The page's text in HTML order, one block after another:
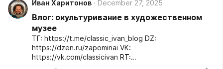
Иван Харитонов December 27, 2025
Влог: окультуривание в художественном
музее
ТГ: https://t.me/classic_ivan_blog DZ:
https://dzen.ru/zapominai VK:
https://vk.com/classicivan RT: